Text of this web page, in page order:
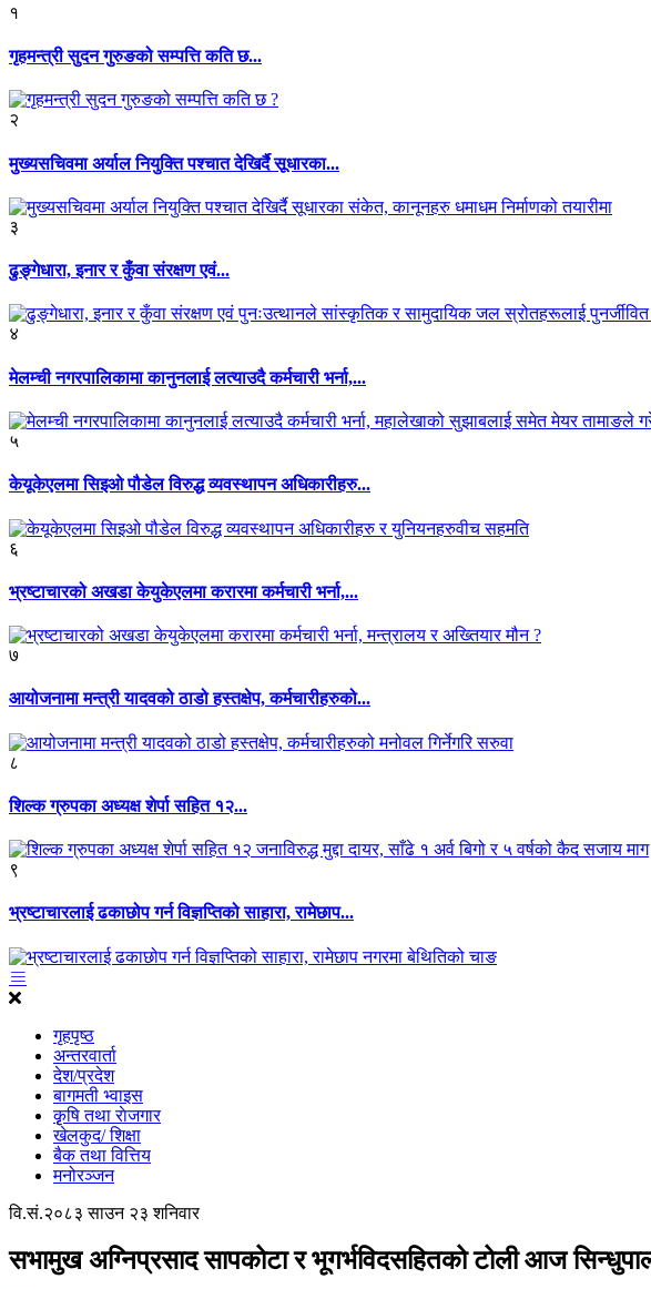
१
गृहमन्त्री सुदन गुरुङको सम्पत्ति कति छ...
२
मुख्यसचिवमा अर्याल नियुक्ति पश्चात देखिर्दै सूधारका...
३
ढुङ्गेधारा, इनार र कुँवा संरक्षण एवं...
४
मेलम्ची नगरपालिकामा कानुनलाई लत्याउदै कर्मचारी भर्ना,...
५
केयूकेएलमा सिइओ पौडेल विरुद्ध व्यवस्थापन अधिकारीहरु...
६
भ्रष्टाचारको अखडा केयुकेएलमा करारमा कर्मचारी भर्ना,...
७
आयोजनामा मन्त्री यादवको ठाडो हस्तक्षेप, कर्मचारीहरुको...
८
शिल्क ग्रुपका अध्यक्ष शेर्पा सहित १२...
९
भ्रष्टाचारलाई ढकाछोप गर्न विज्ञप्तिको साहारा, रामेछाप...
गृहपृष्ठ
अन्तरवार्ता
देश/प्रदेश
बागमती भ्वाइस
कृृषि तथा राेजगार
खेलकुद/ शिक्षा
बैक तथा वित्तिय
मनोरञ्जन
वि.सं.२०८३ साउन २३ शनिवार
सभामुख अग्निप्रसाद सापकोटा र भूगर्भविदसहितको टोली आज